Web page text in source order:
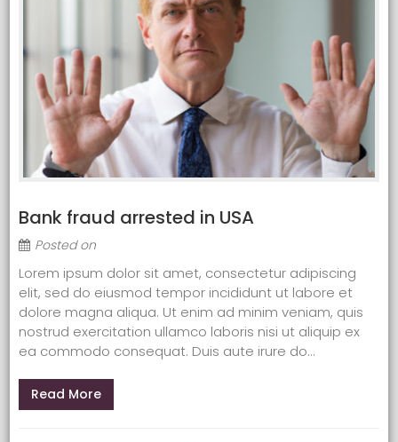
Bank fraud arrested in USA
Posted on
Lorem ipsum dolor sit amet, consectetur adipiscing
elit, sed do eiusmod tempor incididunt ut labore et
dolore magna aliqua. Ut enim ad minim veniam, quis
nostrud exercitation ullamco laboris nisi ut aliquip ex
ea commodo consequat. Duis aute irure do...
Read More